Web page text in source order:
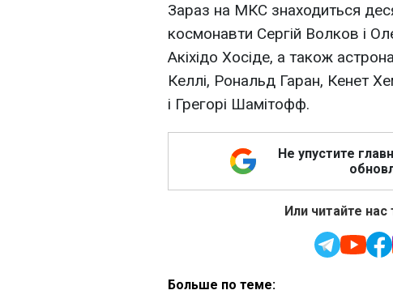
Зараз на МКС знаходиться
космонавти Сергій Волков і
Акіхідо Хосіде, а також
Келлі, Рональд Гаран, Кенет
і Грегорі Шамітофф.
Не упустите
Или читайте
Больше по теме: